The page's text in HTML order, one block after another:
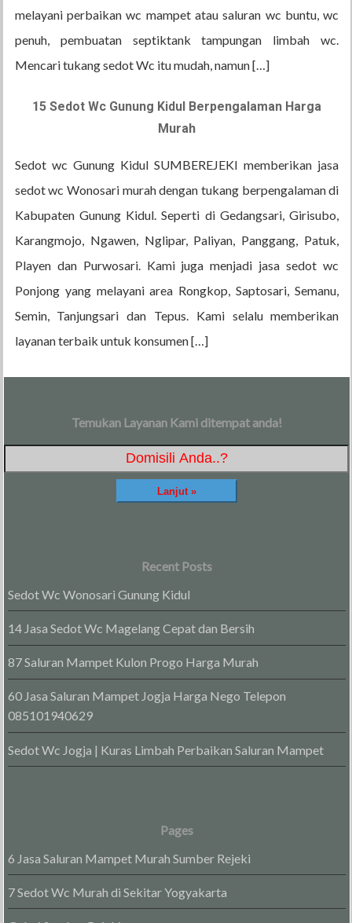
melayani perbaikan wc mampet atau saluran wc buntu, wc
penuh, pembuatan septiktank tampungan limbah wc.
Mencari tukang sedot Wc itu mudah, namun […]
15 Sedot Wc Gunung Kidul Berpengalaman Harga
Murah
Sedot wc Gunung Kidul SUMBEREJEKI memberikan jasa
sedot wc Wonosari murah dengan tukang berpengalaman di
Kabupaten Gunung Kidul. Seperti di Gedangsari, Girisubo,
Karangmojo, Ngawen, Nglipar, Paliyan, Panggang, Patuk,
Playen dan Purwosari. Kami juga menjadi jasa sedot wc
Ponjong yang melayani area Rongkop, Saptosari, Semanu,
Semin, Tanjungsari dan Tepus. Kami selalu memberikan
layanan terbaik untuk konsumen […]
Temukan Layanan Kami ditempat anda!
Recent Posts
Sedot Wc Wonosari Gunung Kidul
14 Jasa Sedot Wc Magelang Cepat dan Bersih
87 Saluran Mampet Kulon Progo Harga Murah
60 Jasa Saluran Mampet Jogja Harga Nego Telepon
085101940629
Sedot Wc Jogja | Kuras Limbah Perbaikan Saluran Mampet
Pages
6 Jasa Saluran Mampet Murah Sumber Rejeki
7 Sedot Wc Murah di Sekitar Yogyakarta